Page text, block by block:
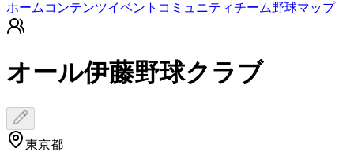
ホーム コンテンツイベント コミュニティチーム野球マップ
オール伊藤野球クラブ
東京都